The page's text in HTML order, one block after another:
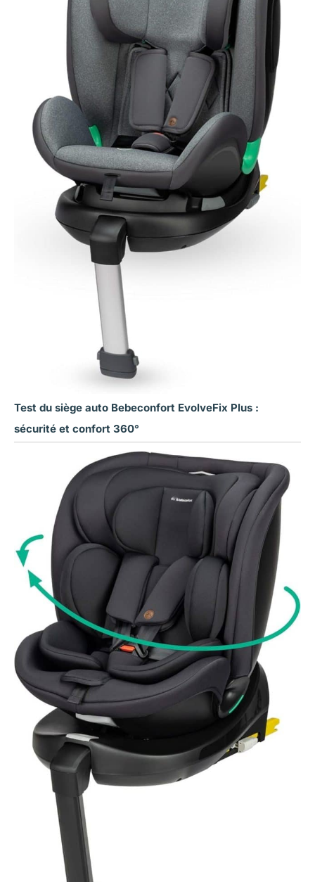
Test du siège auto Bebeconfort EvolveFix Plus :
sécurité et confort 360°